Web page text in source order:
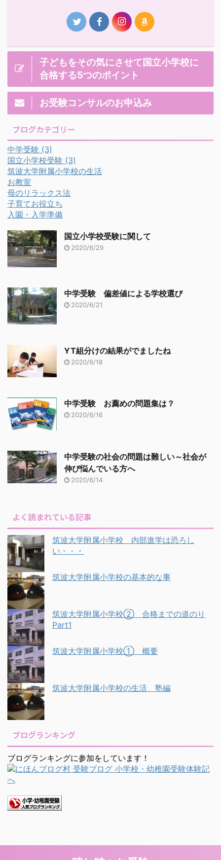
子どもをその気にさせて国立小学校に
合格する5つのポイント
お受験コンサルのお申込み
ブログカテゴリー
中学受験 (3)
国立小学校受験 (3)
筑波大学附属小学校の生活
お教室
母のリラックス法
子育てお役立ち
入園・入学準備
国立小学校受験に関して
2020/6/29
中学受験 偏差値による学校選び
2020/6/21
YT組分けの結果がでましたね
2020/6/18
中学受験 お薦めの問題集は？
2020/6/16
中学受験の社会の問題は難しい～社会が
伸び悩んでいる方へ
2020/6/14
よく読まれている記事
筑波大学附属小学校 内部進学は恐ろし
い・・・
筑波大学附属小学校の基本的な事
筑波大学附属小学校② 合格までの道のり
Part1
筑波大学附属小学校① 概要
筑波大学附属小学校の生活 塾編
ブログランキング
ブログランキングに参加をしています！